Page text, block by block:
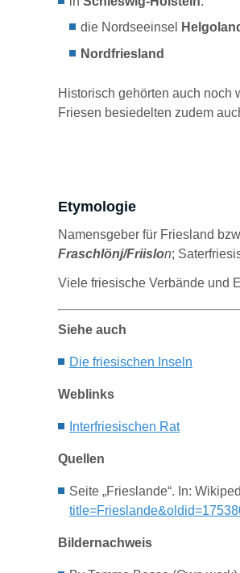
die Nordseeinsel
Nordfriesland
Historisch gehörten auch noch
Friesen besiedelten zudem
Etymologie
Namensgeber für Friesland
Fraschlönj/Friislon;
Viele friesische Verbände und
Siehe auch
Die friesischen I nseln
Weblinks
Interfriesischen Rat
Quellen
Seite „Frieslande“. In:
Bildernachweis